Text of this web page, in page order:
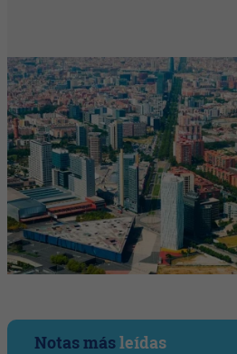
Notas másleídas